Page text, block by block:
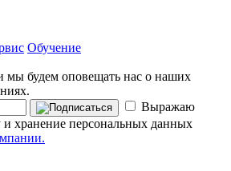
Обучение
мы будем оповещать нас о наших
Выражаю
и хранение персональных данных